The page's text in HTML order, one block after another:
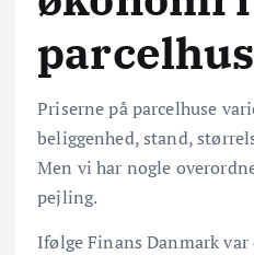
Priserne på parcelhuse
beliggenhed, stand,
Men vi har nogle
pejling.
Ifølge Finans Danmark